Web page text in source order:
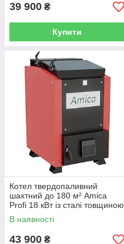
39 900 ₴
Купити
Котел твердопаливний
шахтний до 180 м² Amica
Profi 18 кВт із сталі товщиною
5 мм для опалення будинку,
дачі, гаража чи виробництва
В наявності
43 900 ₴